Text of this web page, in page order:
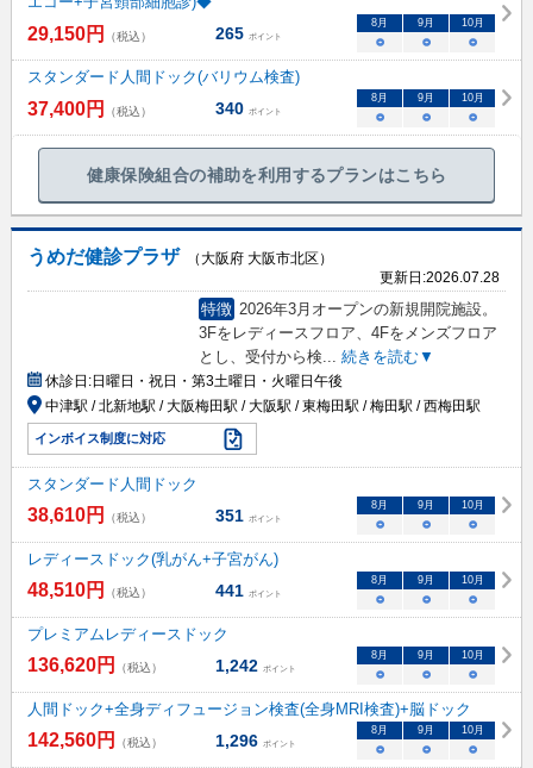
29,150円 （税込） 265 ポイント
8月 9月 10月
○ ○ ○
スタンダード人間ドック(バリウム検査)
37,400円 （税込） 340 ポイント
8月 9月 10月
○ ○ ○
健康保険組合の補助を利用するプランはこちら
うめだ健診プラザ
（大阪府 大阪市北区）
更新日:2026.07.28
特徴 2026年3月オープンの新規開院施設。
3Fをレディースフロア、4Fをメンズフロア
とし、受付から検
続きを読む▼
休診日:日曜日・祝日・第3土曜日・火曜日午後
中津駅 / 北新地駅 / 大阪梅田駅 / 大阪駅 / 東梅田駅 / 梅田駅 / 西梅田駅
インボイス制度に対応
スタンダード人間ドック
38,610円 （税込） 351 ポイント
8 月 9 月 10月
○ ○ ○
レディースドック(乳がん+子宮がん)
48,510円 （税込） 441 ポイント
8 月 9 月 10月
○ ○ ○
プレミアムレディースドック
136,620円 （税込） 1,242 ポイント
8 月 9 月 10月
○ ○ ○
人間ドック+全身ディフュージョン検査(全身MRI検査)+脳ドック
142,560円 （税込） 1,296 ポイント
8 月 9 月 10月
○ ○ ○